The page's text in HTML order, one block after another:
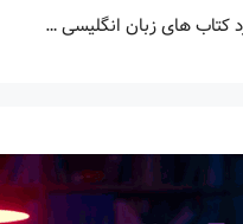
کتاب های زبان انگلیسی …